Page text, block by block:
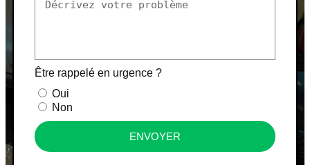
Être rappelé en urgence ?
Oui
Non
ENVOYER